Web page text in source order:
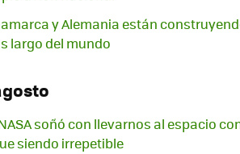
y Alemania están
largo del mundo
soñó con llevarnos al espacio
siendo irrepetible